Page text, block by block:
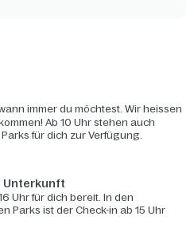
immer du möchtest. Wir heissen
Ab 10 Uhr stehen auch
für dich zur Verfügung.
Unterkunft
Uhr für dich bereit. In den
Parks ist der Check-in ab 15 Uhr